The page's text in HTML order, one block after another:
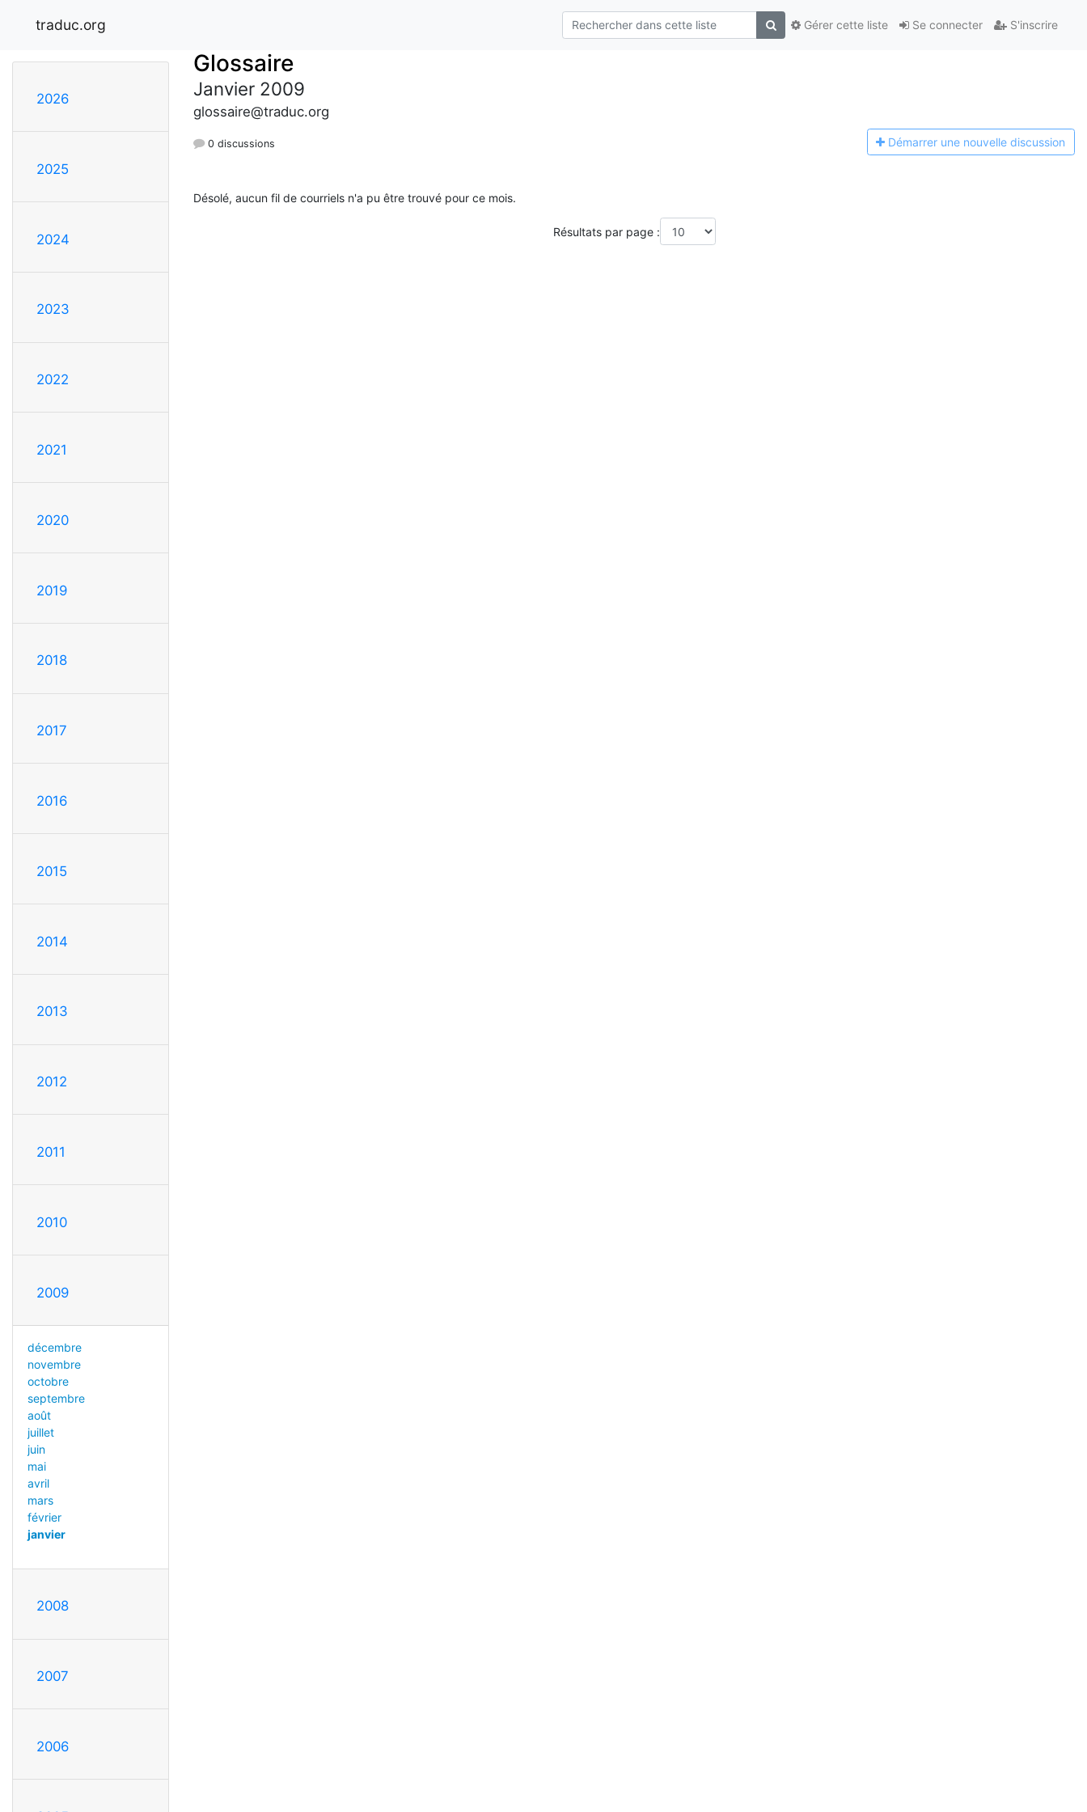
traduc.org Se connecter S'inscrire
Gérer cette liste
2026
2025
2024
2023
2022
2021
2020
2019
2018
2017
2016
2015
2014
2013
2012
2011
2010
2009
décembre
novembre
octobre
septembre
août
juillet
juin
mai
avril
mars
février
janvier
2008
2007
2006
Glossaire
Janvier 2009
glossaire@traduc.org
0 discussions Démarrer une nouvelle discussion
Désolé, aucun fil de courriels n'a pu être trouvé pour ce mois.
Résultats par page :